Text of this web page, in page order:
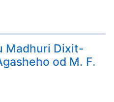
Madhuri Dixit-
od M. F.